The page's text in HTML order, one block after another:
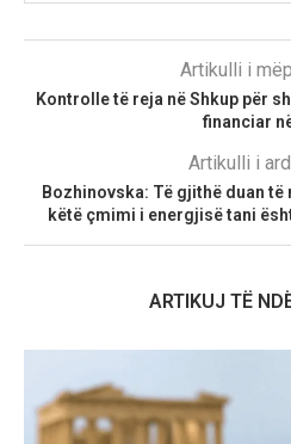
Artikulli i
Kontrolle të reja në Shkup për
financiar
Artikulli i
Bozhinovska: Të gjithë duan
këtë çmimi i energjisë tani
ARTIKUJ TË